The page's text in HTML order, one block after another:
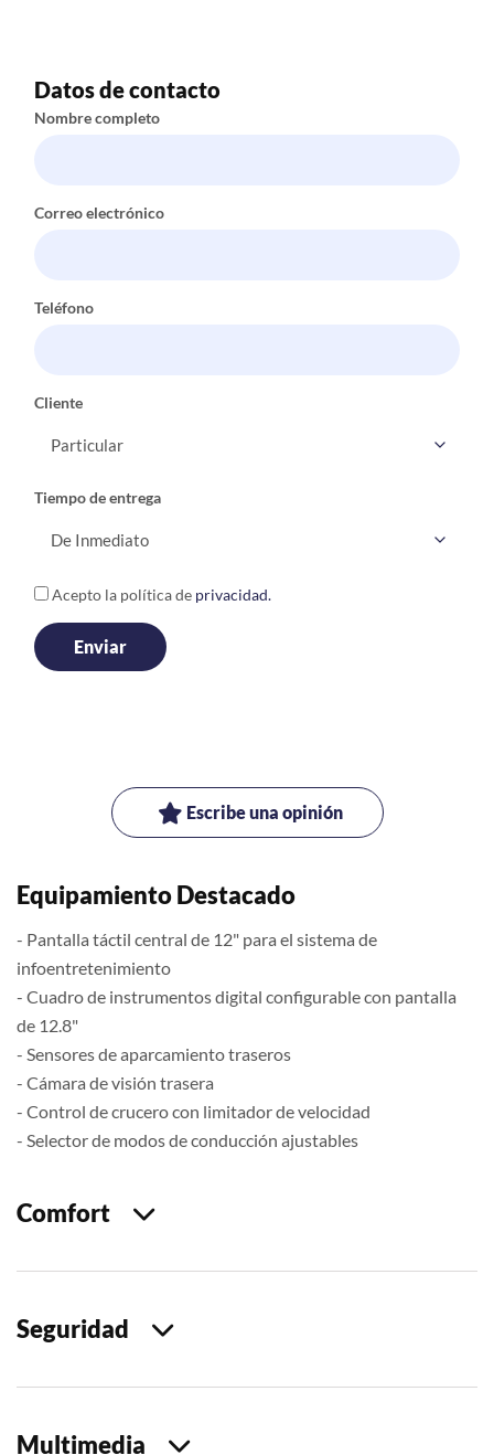
Datos de contacto
Nombre completo
Correo electrónico
Teléfono
Cliente
Tiempo de entrega
Acepto la política de privacidad.
Escribe una opinión
Equipamiento Destacado
- Pantalla táctil central de 12" para el sistema de
infoentretenimiento
- Cuadro de instrumentos digital configurable con pantalla
de 12.8"
- Sensores de aparcamiento traseros
- Cámara de visión trasera
- Control de crucero con limitador de velocidad
- Selector de modos de conducción ajustables
Comfort
Seguridad
Multimedia